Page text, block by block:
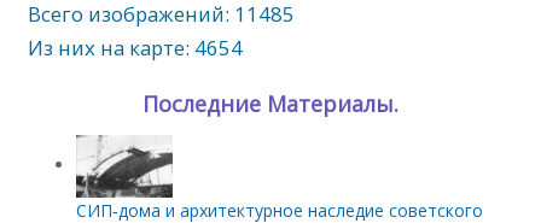
Всего изображений: 11485
Из них на карте: 4654
Последние Материалы.
СИП‑дома и архитектурное наследие советского